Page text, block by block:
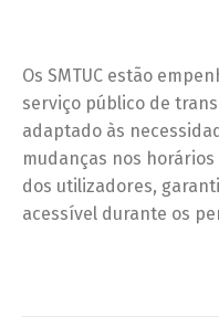
Os SMTUC estão
serviço público de
adaptado às
mudanças nos
dos utilizadores,
acessível durante os